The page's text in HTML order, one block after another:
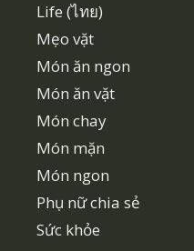
Life (ไทย)
Mẹo vặt
Món ăn ngon
Món ăn vặt
Món chay
Món mặn
Món ngon
Phụ nữ chia sẻ
Sức khỏe